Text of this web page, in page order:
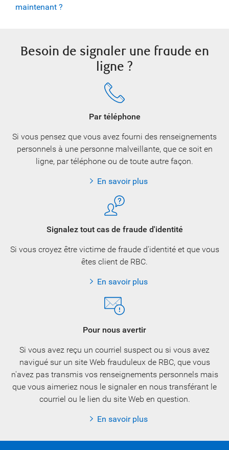
maintenant ?
Besoin de signaler une fraude en
ligne ?
Par téléphone
Si vous pensez que vous avez fourni des renseignements
personnels à une personne malveillante, que ce soit en
ligne, par téléphone ou de toute autre façon.
En savoir plus
Signalez tout cas de fraude d'identité
Si vous croyez être victime de fraude d'identité et que vous
êtes client de RBC.
En savoir plus
Pour nous avertir
Si vous avez reçu un courriel suspect ou si vous avez
navigué sur un site Web frauduleux de RBC, que vous
n'avez pas transmis vos renseignements personnels mais
que vous aimeriez nous le signaler en nous transférant le
courriel ou le lien du site Web en question.
En savoir plus